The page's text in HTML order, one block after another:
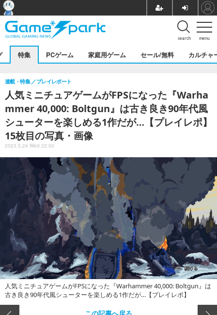
menu
search
特集 PCゲーム 家庭用ゲーム セール/無料 カルチャ
人気ミニチュアゲームがFPSになった『Warha
mmer 40,000: Boltgun』は古き良き90年代風
シューターを楽しめる1作だが…【プレイレポ】
15枚目の写真・画像
連載・特集 プレイレポート
2023.5.24 Wed 22:00
人気ミニチュアゲームがFPSになった『Warhammer 40,000: Boltgun』は
古き良き90年代風シューターを楽しめる1作だが…【プレイレポ】
この記事へ戻る